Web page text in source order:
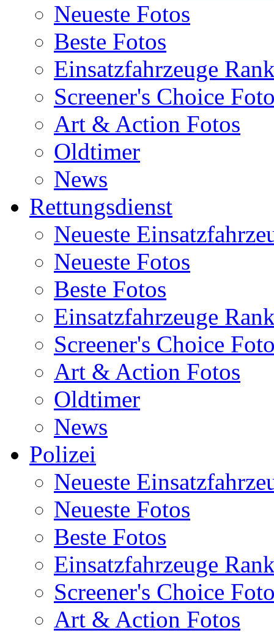
Neueste Fotos
Beste Fotos
Einsatzfahrzeuge
Screener's Choice
Art & Action Fotos
Oldtimer
News
Rettungsdienst
Neueste
Neueste Fotos
Beste Fotos
Einsatzfahrzeuge
Screener's Choice
Art & Action Fotos
Oldtimer
News
Polizei
Neueste
Neueste Fotos
Beste Fotos
Einsatzfahrzeuge
Screener's Choice
Art & Action Fotos